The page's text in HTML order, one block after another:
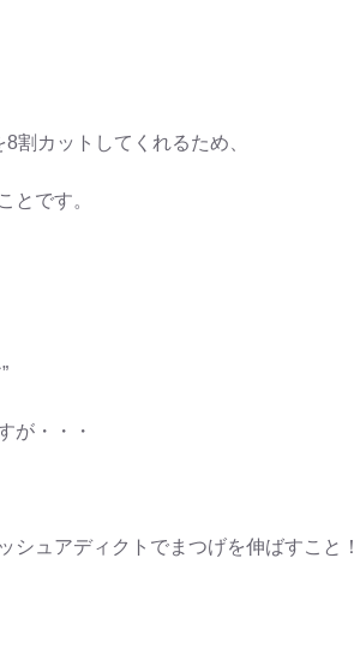
割カットしてくれるため、
とです。
が・・・
シュアディクトでまつげを伸ばすこと！